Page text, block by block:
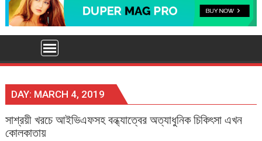
DAY: MARCH 4, 2019
সাশ্রয়ী খরচে আইভিএফসহ বন্ধ্যাত্বের অত্যাধুনিক চিকিৎসা এখন
কোলকাতায়